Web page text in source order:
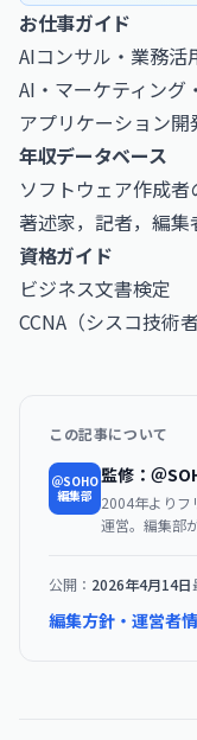
お仕事ガイド
AIコンサル・業務活
AI・マーケティング
アプリケーション
年収データベース
ソフトウェア作成
著述家，記者，編
資格ガイド
ビジネス文書検定
CCNA（シスコ技術者
この記事について
＠SOHO
編集部
監修：＠
2004年よりフ
運営。編集部
公開： 2026年4月14日
編集方針・運営者